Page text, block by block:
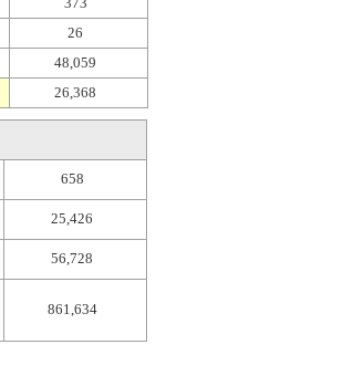
373
26
48,059
26,368
658
25,426
56,728
861,634